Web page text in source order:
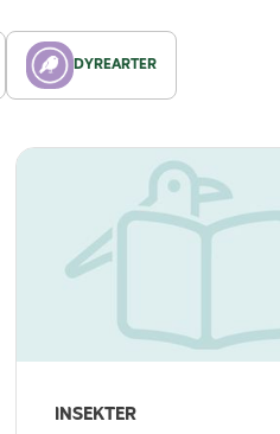
DYREARTER
INSEKTER